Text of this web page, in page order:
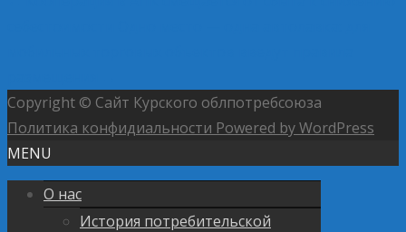
Copyright © Сайт Курского облпотребсоюза
Политика конфидиальности Powered by WordPress
MENU
О нас
История потребительской